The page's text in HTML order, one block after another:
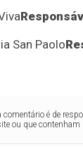
San Paolo
comentário é de
ou que